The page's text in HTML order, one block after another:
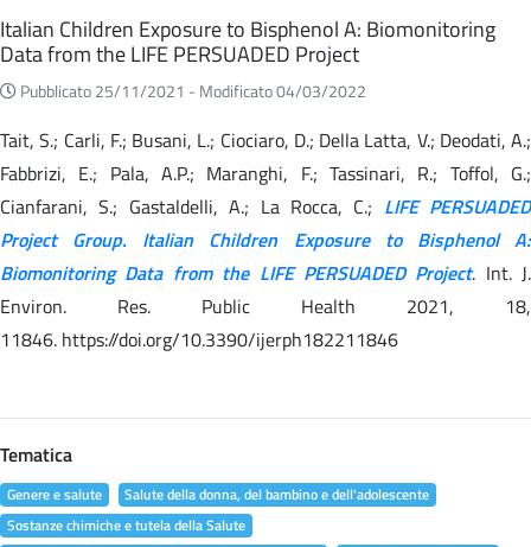
Eventi
Italian Children Exposure to Bisphenol A: Biomonitoring
Data from the LIFE PERSUADED Project
Pubblicato 25/11/2021 - Modificato 04/03/2022
Tait, S.; Carli, F.; Busani, L.; Ciociaro, D.; Della Latta, V.; Deodati, A.;
Fabbrizi, E.; Pala, A.P.; Maranghi, F.; Tassinari, R.; Toffol, G.;
Cianfarani, S.; Gastaldelli, A.; La Rocca, C.; LIFE PERSUADED
Project Group. Italian Children Exposure to Bisphenol A:
Biomonitoring Data from the LIFE PERSUADED Project. Int. J.
Environ. Res. Public Health 2021, 18,
11846. https://doi.org/10.3390/ijerph182211846
Tematica
Genere e salute
Salute della donna, del bambino e dell'adolescente
Sostanze chimiche e tutela della Salute